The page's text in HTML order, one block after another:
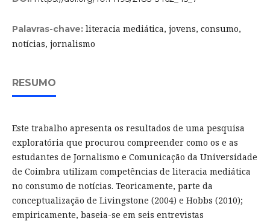
Palavras-chave: literacia mediática, jovens, consumo,
notícias, jornalismo
RESUMO
Este trabalho apresenta os resultados de uma pesquisa
exploratória que procurou compreender como os e as
estudantes de Jornalismo e Comunicação da Universidade
de Coimbra utilizam competências de literacia mediática
no consumo de notícias. Teoricamente, parte da
conceptualização de Livingstone (2004) e Hobbs (2010);
empiricamente, baseia-se em seis entrevistas